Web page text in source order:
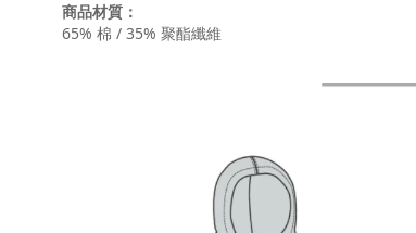
商品材質：
65% 棉 / 35% 聚酯纖維